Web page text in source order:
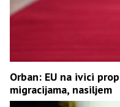
Orban: EU na ivici
migracijama, nasiljem